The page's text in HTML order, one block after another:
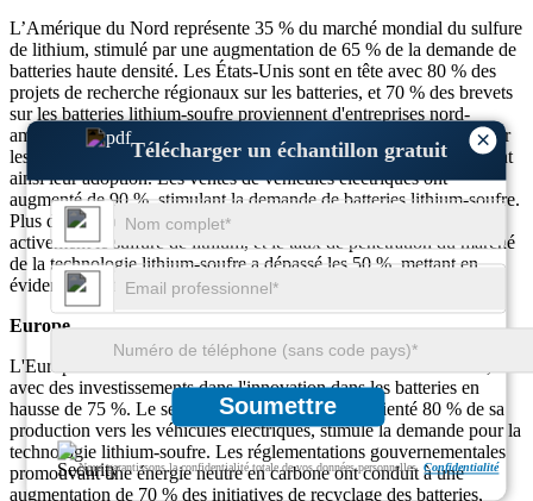
×
Télécharger un échantillon gratuit
Soumettre
Nous garantissons la confidentialité totale de vos données personnelles.Confidentialité
L’Amérique du Nord représente 35 % du marché mondial du sulfure
de lithium, stimulé par une augmentation de 65 % de la demande de
batteries haute densité. Les États-Unis sont en tête avec 80 % des
projets de recherche régionaux sur les batteries, et 70 % des brevets
sur les batteries lithium-soufre proviennent d'entreprises nord-
américaines. Le financement gouvernemental pour la recherche sur
les batteries de nouvelle génération a augmenté de 55 %, accélérant
ainsi leur adoption. Les ventes de véhicules électriques ont
augmenté de 90 %, stimulant la demande de batteries lithium-soufre.
Plus de 60 % des fabricants de batteries nord-américains intègrent
activement le sulfure de lithium, et le taux de pénétration du marché
de la technologie lithium-soufre a dépassé les 50 %, mettant en
évidence une forte croissance régionale.
Europe
L'Europe détient 30 % du marché mondial du sulfure de lithium,
avec des investissements dans l'innovation dans les batteries en
hausse de 75 %. Le secteur automobile, qui a réorienté 80 % de sa
production vers les véhicules électriques, stimule la demande pour la
technologie lithium-soufre. Les réglementations gouvernementales
promouvant une énergie neutre en carbone ont conduit à une
augmentation de 70 % des initiatives de recyclage des batteries,